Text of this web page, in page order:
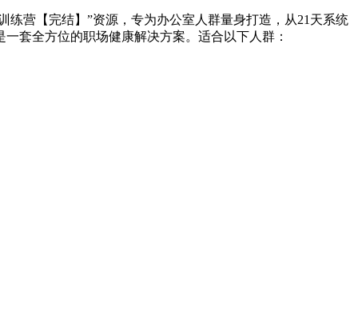
营【完结】”资源，专为办公室人群量身打造，从21天系统
套全方位的职场健康解决方案。适合以下人群：